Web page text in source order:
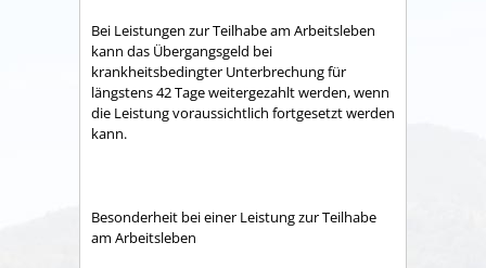
Bei Leistungen zur Teilhabe am Arbeitsleben
kann das Übergangsgeld bei
krankheitsbedingter Unterbrechung für
längstens 42 Tage weitergezahlt werden, wenn
die Leistung voraussichtlich fortgesetzt werden
kann.
Besonderheit bei einer Leistung zur Teilhabe
am Arbeitsleben